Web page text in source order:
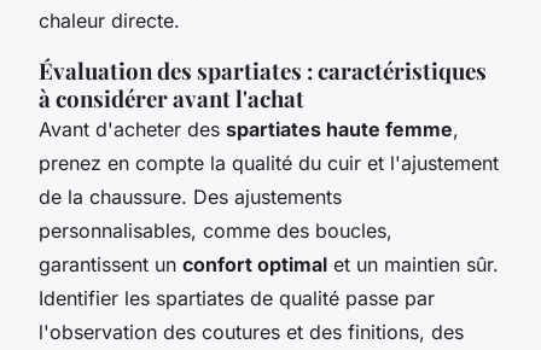
chaleur directe.
Évaluation des spartiates : caractéristiques
à considérer avant l'achat
Avant d'acheter des spartiates haute femme,
prenez en compte la qualité du cuir et l'ajustement
de la chaussure. Des ajustements
personnalisables, comme des boucles,
garantissent un confort optimal et un maintien sûr.
Identifier les spartiates de qualité passe par
l'observation des coutures et des finitions, des